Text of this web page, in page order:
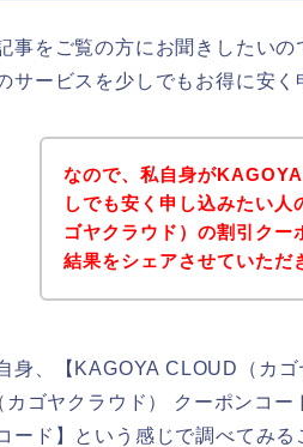
事をご覧の方にお聞きしたい
サービスを少しでもお得に安
なので、私自身が
しでも安く申し込みたい
ゴヤクラウド）の割引クー
結果をシェアさせていただ
身、【KAGOYA CLOUD（カ
ゴヤクラウド） クーポンコ
ード】という感じで調べてみる